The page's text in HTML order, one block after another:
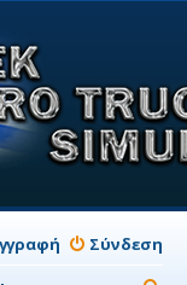
Σύνδεση